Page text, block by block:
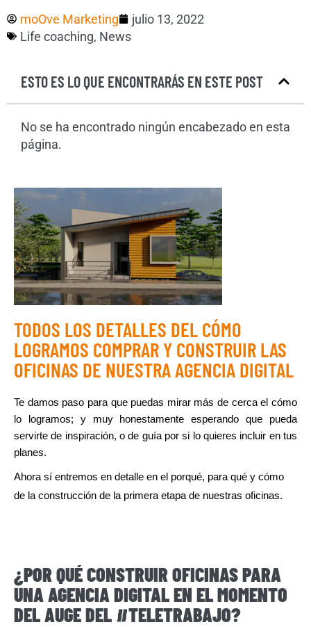
moOve Marketing
julio 13, 2022
Life coaching, News
ESTO ES LO QUE ENCONTRARÁS EN ESTE POST
No se ha encontrado ningún encabezado en esta
página.
TODOS LOS DETALLES DEL CÓMO
LOGRAMOS COMPRAR Y CONSTRUIR LAS
OFICINAS DE NUESTRA AGENCIA DIGITAL
Te damos paso para que puedas mirar más de cerca el cómo
lo logramos; y muy honestamente esperando que pueda
servirte de inspiración, o de guía por si lo quieres incluir en tus
planes.
Ahora sí entremos en detalle en el porqué, para qué y cómo
de la construcción de la primera etapa de nuestras oficinas.
¿POR QUÉ CONSTRUIR OFICINAS PARA
UNA AGENCIA DIGITAL EN EL MOMENTO
DEL AUGE DEL #TELETRABAJO?